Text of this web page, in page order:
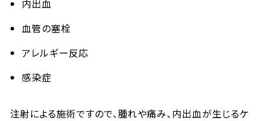
内出血
血管の塞栓
アレルギー反応
感染症
注射による施術ですので、腫れや痛み、内出血が生じるケ